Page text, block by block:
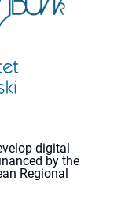
digital
by the
Regional